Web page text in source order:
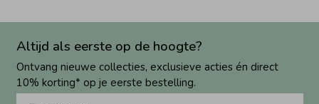
Altijd als eerste op de hoogte?
Ontvang nieuwe collecties, exclusieve acties én direct
10% korting* op je eerste bestelling.